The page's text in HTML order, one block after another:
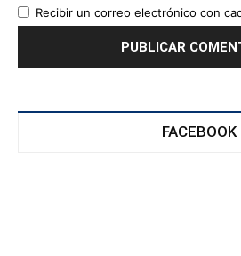
Recibir un correo electrónico con
FACEBOOK